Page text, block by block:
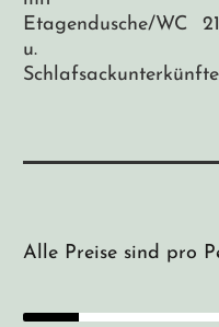
Etagendusche/WC
u.
Schlafsackunterkünfte
Alle Preise sind pro